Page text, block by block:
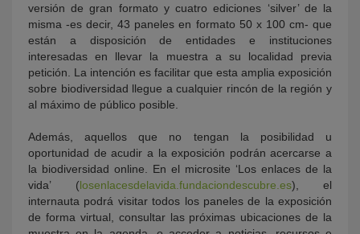
versión de gran formato y cuatro ediciones ‘silver’ de la
misma -es decir, 43 paneles en formato 50 x 100 cm- que
están a disposición de entidades e instituciones
interesadas en llevar la muestra a su localidad previa
petición. La intención es facilitar que esta amplia exposición
sobre biodiversidad llegue a cualquier rincón de la región y
al máximo de público posible.
Además, aquellos que no tengan la posibilidad u
oportunidad de acudir a la exposición podrán acercarse a
la biodiversidad online. En el microsite ‘Los enlaces de la
vida’ (losenlacesdelavida.fundaciondescubre.es), el
internauta podrá visitar todos los paneles de la exposición
de forma virtual, consultar las próximas ubicaciones de la